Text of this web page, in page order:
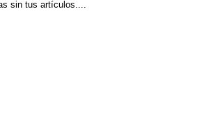
sin tus artículos....